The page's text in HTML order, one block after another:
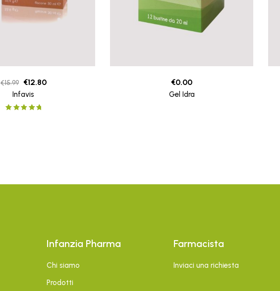
€15.99 €12.80
Infavis
€0.00
Gel Idra
Infanzia Pharma
Chi siamo
Prodotti
Farmacista
Inviaci una richiesta